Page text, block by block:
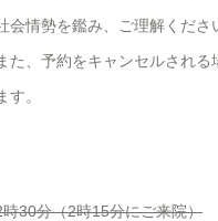
会情勢を鑑み、ご理解くださ
た、予約をキャンセルされる
。
30分（2時15分にご来院）